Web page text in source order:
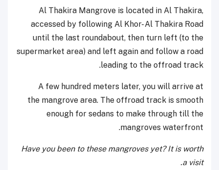
Al Thakira Mangrove is located in Al Thakira,
accessed by following Al Khor- Al Thakira Road
until the last roundabout, then turn left (to the
supermarket area) and left again and follow a road
leading to the offroad track.
A few hundred meters later, you will arrive at
the mangrove area. The offroad track is smooth
enough for sedans to make through till the
mangroves waterfront.
Have you been to these mangroves yet? It is worth
a visit.